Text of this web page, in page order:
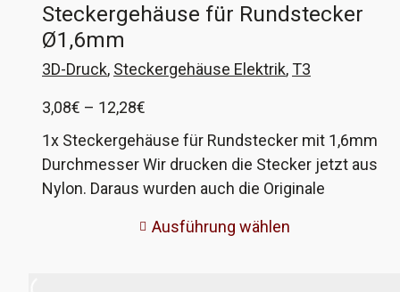
Steckergehäuse für Rundstecker
Ø1,6mm
3D-Druck, Steckergehäuse Elektrik,T3
3,08€ – 12,28€
3,08€
bis
12,28€
1x Steckergehäuse für Rundstecker mit 1,6mm
Durchmesser Wir drucken die Stecker jetzt aus
Nylon. Daraus wurden auch die Originale
optionalen Crimpkontakte sind in Originalqualität
Ausführung wählen